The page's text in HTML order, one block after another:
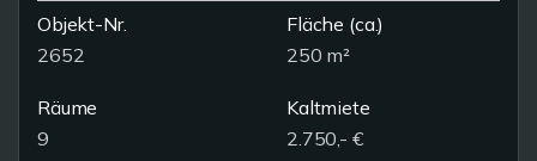
Objekt-Nr.
2652
Fläche (ca.)
250 m²
Räume
9
Kaltmiete
2.750,- €